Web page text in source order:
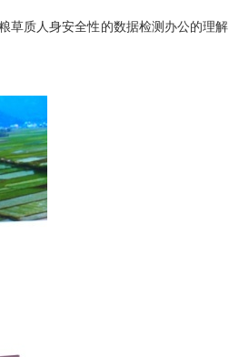
草质人身安全性的数据检测办公的理解